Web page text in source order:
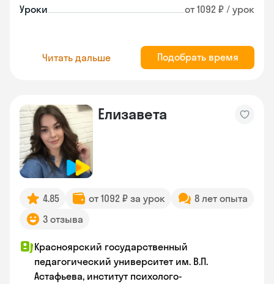
Уроки от 1092 ₽ / урок
Читать дальше Подобрать время
Елизавета
4.85 от 1092 ₽ за урок
8 лет опыта
3 отзыва
Красноярский государственный
педагогический университет им. В.П.
Астафьева, институт психолого-